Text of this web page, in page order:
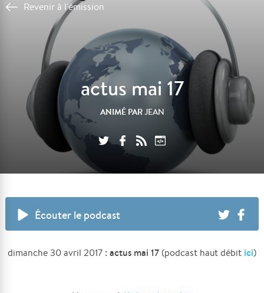
Revenir à l'émission
actus mai 17
ANIMÉ PARJEAN
Écouter le podcast
dimanche 30 avril 2017 : actus mai 17 (podcast haut débit ici)